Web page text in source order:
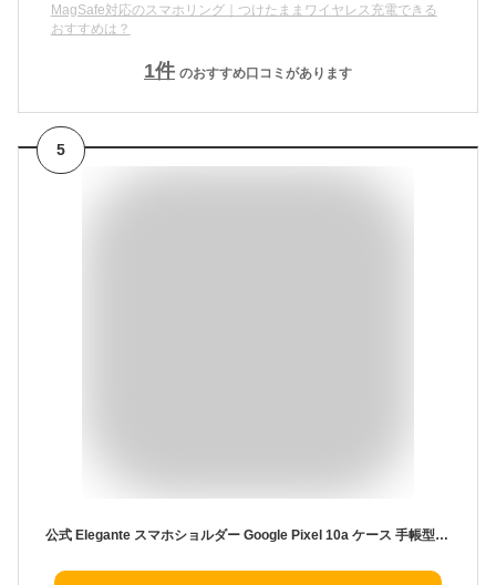
MagSafe対応のスマホリング｜つけたままワイヤレス充電できる
おすすめは？
1件 のおすすめ口コミがあります
5
公式 Elegante スマホショルダー Google Pixel 10a ケース 手帳型 ショルダー Google Pixel 10a カバー Google Pixel 10a 手帳型ケース グーグル ピクセル10a スマホケース Pixel 10a 携帯ケース ミラー 2way キルティング ショルダーケース TOK